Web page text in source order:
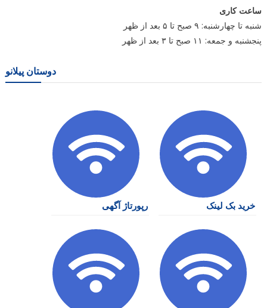
ساعت کاری
شنبه تا چهارشنبه: ۹ صبح تا ۵ بعد از ظهر
پنجشنبه و جمعه: ۱۱ صبح تا ۳ بعد از ظهر
دوستان پیلانو
خرید بک لینک رپورتاژ آگهی